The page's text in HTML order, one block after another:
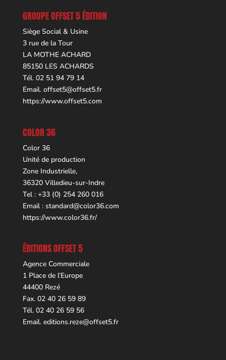
GROUPE OFFSET 5 ÉDITION
Siège Social & Usine
3 rue de la Tour
LA MOTHE ACHARD
85150 LES ACHARDS
Tél. 02 51 94 79 14
Email. offset5@offset5.fr
https://www.offset5.com
COLOR 36
Color 36
Unité de production
Zone Industrielle,
36320 Villedieu-sur-Indre
Tel : +33 (0) 254 260 016
Email : standard@color36.com
https://www.color36.fr/
ÉDITIONS OFFSET 5
Agence Commerciale
1 Place de l’Europe
44400 Rezé
Fax. 02 40 26 59 89
Tél. 02 40 26 59 56
Email. editions.reze@offset5.fr